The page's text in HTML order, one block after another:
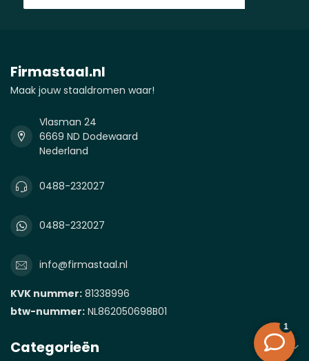
Firmastaal.nl
Maak jouw staaldromen waar!
Vlasman 24
6669 ND Dodewaard
Nederland
0488-232027
0488-232027
info@firmastaal.nl
KVK nummer: 81338996
btw-nummer: NL862050698B01
Categorieën